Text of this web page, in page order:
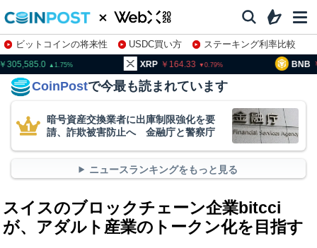
ビットコインの将来性 USDC買い方
ステーキング利率比較
株特集・関連銘柄
1.75 XRP 164.33 0.79 BNB
CoinPostで今最も読まれています
暗号資産交換業者に出庫制限強化を要
請、詐欺被害防止へ 金融庁と警察庁
ニュースランキングをもっと見る
スイスのブロックチェーン企業bitcci
が、アダルト産業のトークン化を目指す